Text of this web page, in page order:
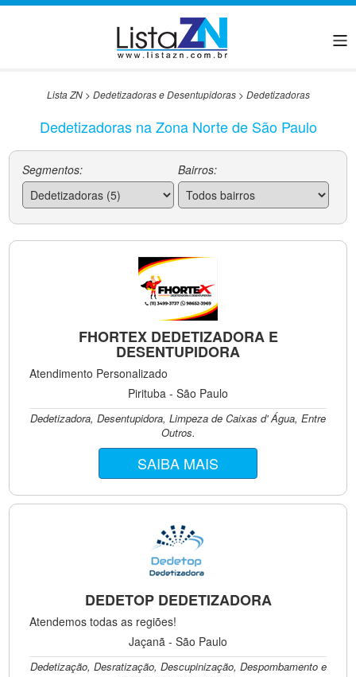
Lista ZN> Dedetizadoras e Desentupidoras> Dedetizadoras
Dedetizadoras na Zona Norte de São Paulo
Segmentos: Bairros:
FHORTEX DEDETIZADORA E
DESENTUPIDORA
Atendimento Personalizado
Pirituba - São Paulo
Dedetizadora, Desentupidora, Limpeza de Caixas d' Água, Entre
Outros.
SAIBA MAIS
DEDETOP DEDETIZADORA
Atendemos todas as regiões!
Jaçanã - São Paulo
Dedetização, Desratização, Descupinização, Despombamento e